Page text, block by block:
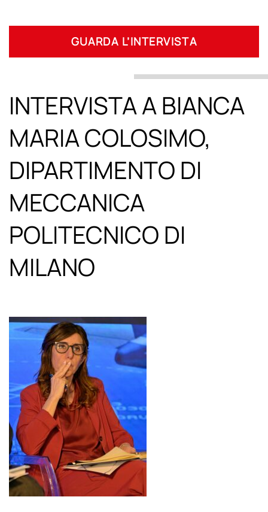
GUARDA L’INTERVISTA
INTERVISTA A BIANCA
MARIA COLOSIMO,
DIPARTIMENTO DI
MECCANICA
POLITECNICO DI
MILANO